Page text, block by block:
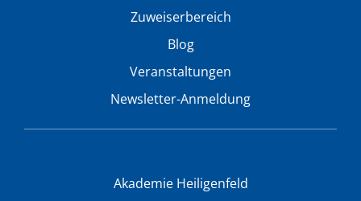
Zuweiserbereich
Blog
Veranstaltungen
Newsletter-Anmeldung
Akademie Heiligenfeld